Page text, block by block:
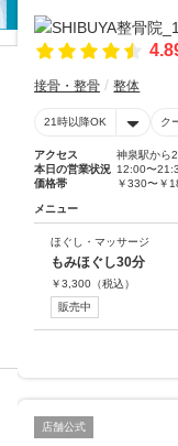
接骨・整骨 整体
21時以降OK ク
アクセス
神泉駅から
本日の営業状況 12:00〜
価格帯
￥330〜￥
メニュー
ほぐし・マッサージ
もみほぐし30分
￥3,300 （税込）
販売中
店舗公式